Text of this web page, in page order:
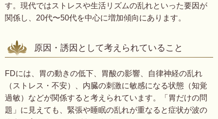
す。現代ではストレスや生活リズムの乱れといった要因が
関係し、20代〜50代を中心に増加傾向にあります。
原因・誘因として考えられていること
FDには、胃の動きの低下、胃酸の影響、自律神経の乱れ
（ストレス・不安）、内臓の刺激に敏感になる状態（知覚
過敏）などが関係すると考えられています。
「胃だけの問
題」に見えても、緊張や睡眠の乱れが重なると症状が波の